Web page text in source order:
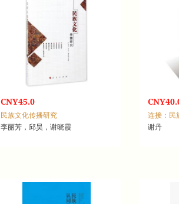
CNY45.0
民族文化传播研究
李丽芳，邱昊，谢晓霞
谢丹